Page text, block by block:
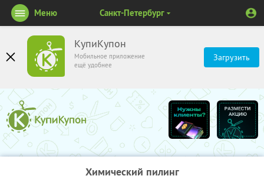
КупиКупон
Мобильное приложение
ещё удобнее
Загрузить
Меню Санкт-Петербург
Химический пилинг